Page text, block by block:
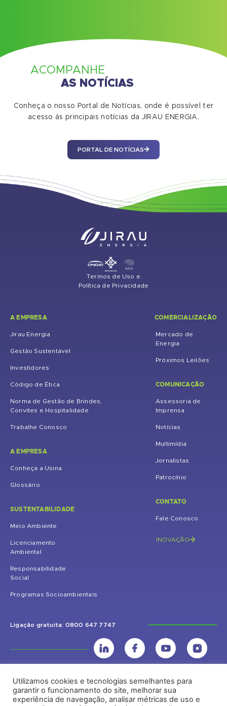
ACOMPANHE
AS NOTÍCIAS
Conheça o nosso Portal de Notícias, onde é possível ter
acesso às principais notícias da JIRAU ENERGIA.
PORTAL DE NOTÍCIAS
Termos de Uso e
Política de Privacidade
A EMPRESA
Jirau Energia
Gestão Sustentável
Investidores
Código de Ética
Norma de Gestão de Brindes,
Convites e Hospitalidade
Trabalhe Conosco
A EMPRESA
Conheça a Usina
Glossário
SUSTENTABILIDADE
Meio Ambiente
Licenciamento
Ambiental
Responsabilidade
Social
Programas Socioambientais
COMERCIALIZAÇÃO
Mercado de
Energia
Próximos Leilões
COMUNICAÇÃO
Assessoria de
Imprensa
Notícias
Multimídia
Jornalistas
Patrocínio
CONTATO
Fale Conosco
INOVAÇÃO
Ligação gratuita: 0800 647 7747
UHE Jirau
Rodovia BR-364, KM 824 S/Nº - Distrito de Jaci Paraná – Porto Velho
Utilizamos cookies e tecnologias semelhantes para
garantir o funcionamento do site, melhorar sua
experiência de navegação, analisar métricas de uso e